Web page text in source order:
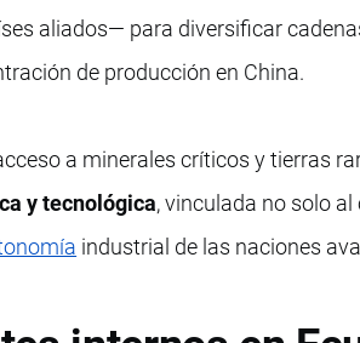
aliados— para diversificar
de producción en China.
a minerales críticos y tierras
y tecnológica, vinculada no solo
industrial de las naciones